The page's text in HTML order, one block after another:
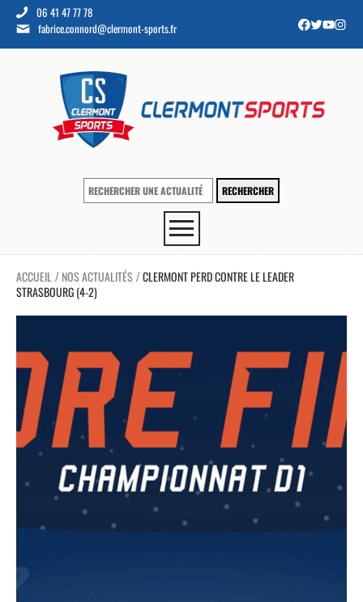
06 41 47 77 78
fabrice.connord@clermont-sports.fr
ACCUEIL / NOS ACTUALITÉS /CLERMONT PERD CONTRE LE LEADER
STRASBOURG (4-2)